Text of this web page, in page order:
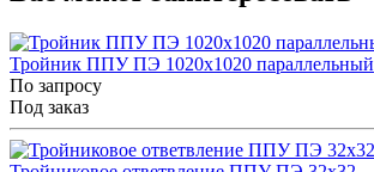
Тройник ППУ ПЭ 1020x1020 параллельный
По запросу
Под заказ